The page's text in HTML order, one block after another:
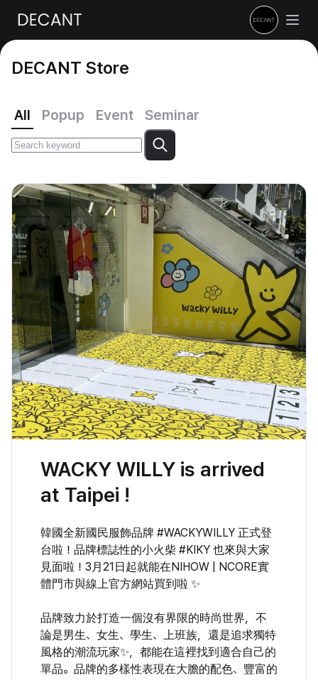
DECANT Store
All Popup Event Seminar
WACKY WILLY is arrived
at Taipei !
韓國全新國民服飾品牌 #WACKYWILLY 正式登
台啦！品牌標誌性的小火柴 #KIKY 也來與大家
見面啦！3月21日起就能在NIHOW | NCORE實
體門市與線上官方網站買到啦 ✨
品牌致力於打造一個沒有界限的時尚世界，不
論是男生、女生、學生、上班族，還是追求獨特
風格的潮流玩家✨，都能在這裡找到適合自己的
單品。品牌的多樣性表現在大膽的配色、豐富的